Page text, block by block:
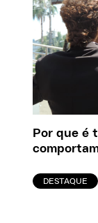
Por que é
DESTAQUE